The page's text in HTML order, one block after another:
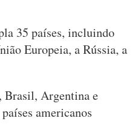
35 países, incluindo
Europeia, a Rússia, a
Brasil, Argentina e
americanos